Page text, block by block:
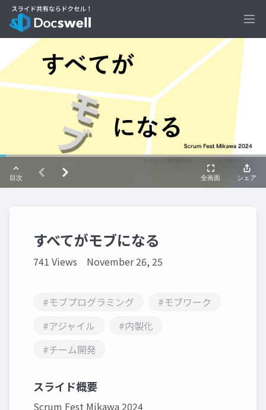
すべてがモブになる
741 Views November 26, 25
#モブプログラミング
#モブワーク
#アジャイル
#内製化
#チーム開発
スライド概要
Scrum Fest Mikawa 2024